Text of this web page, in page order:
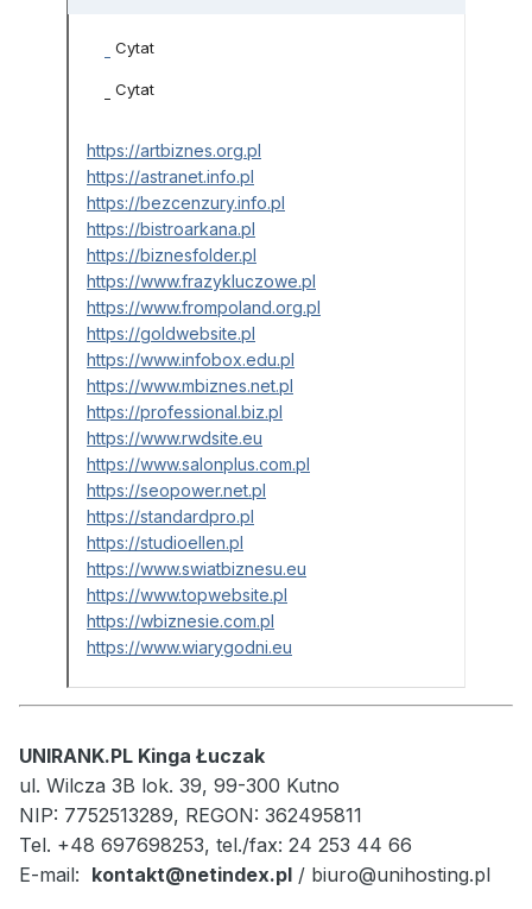
Cytat
Cytat
https://artbiznes.org.pl
https://astranet.info.pl
https://bezcenzury.info.pl
https://bistroarkana.pl
https://biznesfolder.pl
https://www.frazykluczowe.pl
https://www.frompoland.org.pl
https://goldwebsite.pl
https://www.infobox.edu.pl
https://www.mbiznes.net.pl
https://professional.biz.pl
https://www.rwdsite.eu
https://www.salonplus.com.pl
https://seopower.net.pl
https://standardpro.pl
https://studioellen.pl
https://www.swiatbiznesu.eu
https://www.topwebsite.pl
https://wbiznesie.com.pl
https://www.wiarygodni.eu
UNIRANK.PL Kinga Łuczak
ul. Wilcza 3B lok. 39, 99-300 Kutno
NIP: 7752513289, REGON: 362495811
Tel. +48 697698253, tel./fax: 24 253 44 66
E-mail: kontakt@netindex.pl / biuro@unihosting.pl